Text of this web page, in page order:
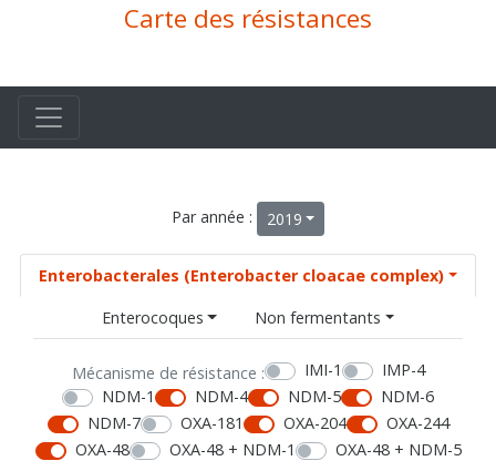
Carte des résistances
Par année : 2019
Enterobacterales (Enterobacter cloacae complex)
Enterocoques
Non fermentants
Mécanisme de résistance : IMI-1
IMP-4
NDM-1
NDM-4 NDM-5
NDM-6
NDM-7
OXA-181 OXA-204
OXA-244
OXA-48
OXA-48 + NDM-1
OXA-48 + NDM-5